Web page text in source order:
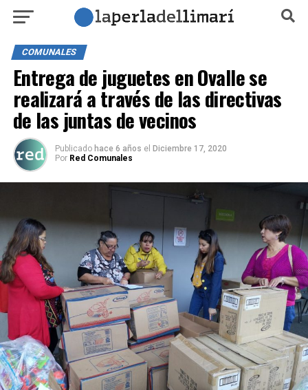
COMUNALES
Entrega de juguetes en Ovalle se
realizará a través de las directivas
de las juntas de vecinos
Publicado hace 6 años el Diciembre 17, 2020
Por Red Comunales